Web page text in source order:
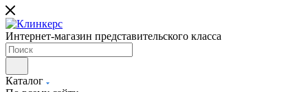
Интернет-магазин представительского класса
Каталог